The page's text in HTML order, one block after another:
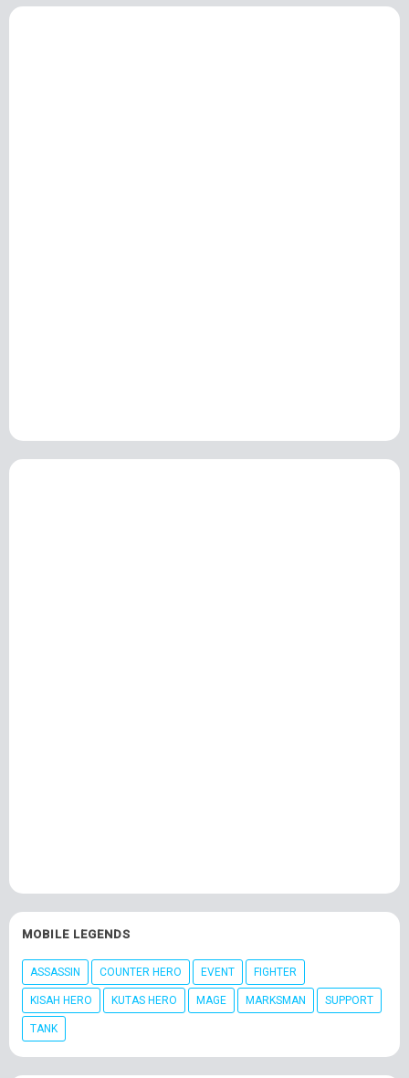
MOBILE LEGENDS
ASSASSIN COUNTER HERO EVENT FIGHTER
KISAH HERO KUTAS HERO MAGE MARKSMAN SUPPORT
TANK